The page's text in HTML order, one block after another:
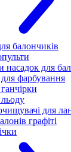
балончиків
насадок для
фарбування
для
графіті